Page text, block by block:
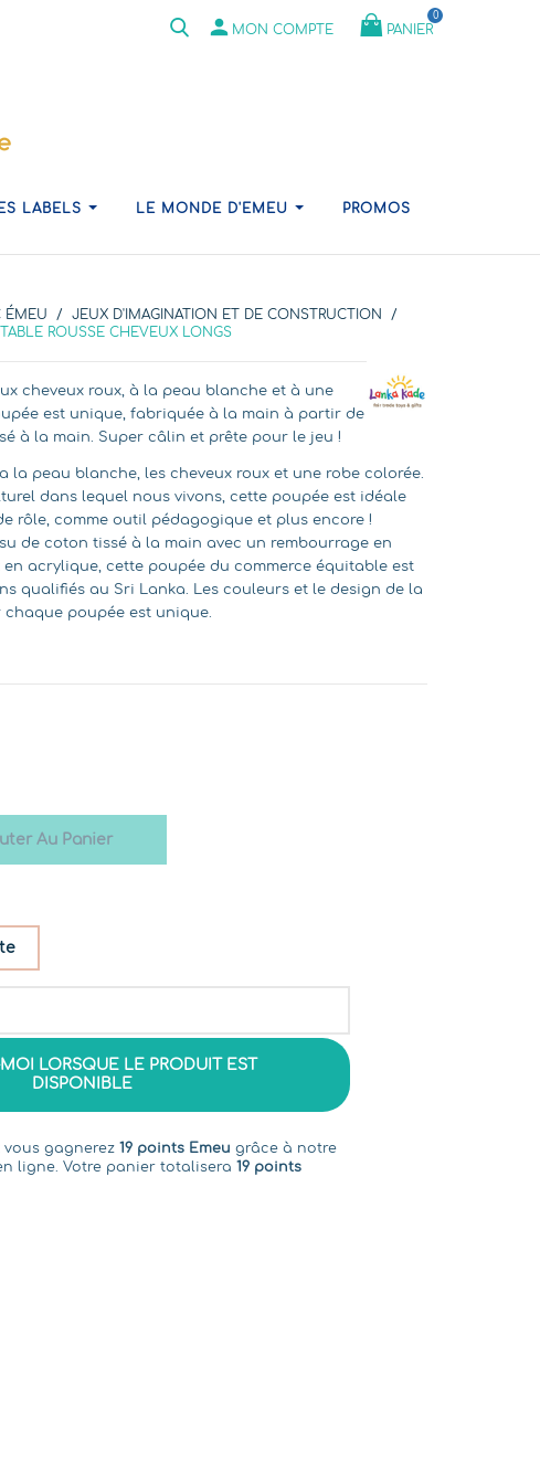
person MON COMPTE
0
PANIER
LABELS LE MONDE D'EMEU PROMOS
ÉMEU
JEUX D'IMAGINATION ET DE CONSTRUCTION
ROUSSE CHEVEUX LONGS
cheveux roux, à la peau blanche et à une
est unique, fabriquée à la main à partir de
à la main. Super câlin et prête pour le jeu !
la peau blanche, les cheveux roux et une robe colorée.
dans lequel nous vivons, cette poupée est idéale
rôle, comme outil pédagogique et plus encore !
de coton tissé à la main avec un rembourrage en
en acrylique, cette poupée du commerce équitable est
qualifiés au Sri Lanka. Les couleurs et le design de la
poupée est unique.
Au Panier
LORSQUE LE PRODUIT EST
DISPONIBLE
gagnerez 19 points Emeu grâce à notre
ligne. Votre panier totalisera 19 points